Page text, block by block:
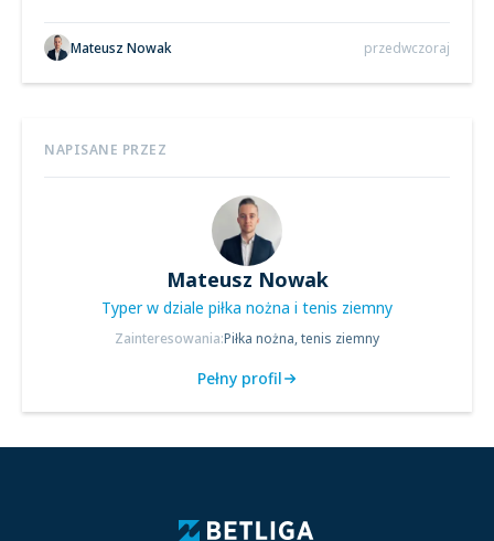
Mateusz Nowak przedwczoraj
NAPISANE PRZEZ
Mateusz Nowak
Typer w dziale piłka nożna i tenis ziemny
Zainteresowania:Piłka nożna, tenis ziemny
Pełny profil